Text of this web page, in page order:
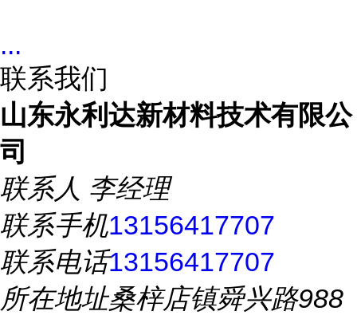
...
联系我们
山东永利达新材料技术有限公
司
联系人 李经理
联系手机13156417707
联系电话13156417707
所在地址桑梓店镇舜兴路988